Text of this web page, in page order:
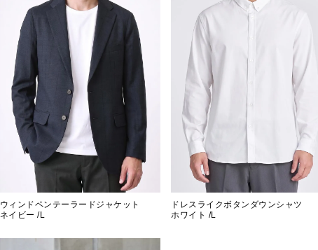
ウィンドペンテーラードジャケット
ネイビー /L
ドレスライクボタンダウンシャツ
ホワイト /L